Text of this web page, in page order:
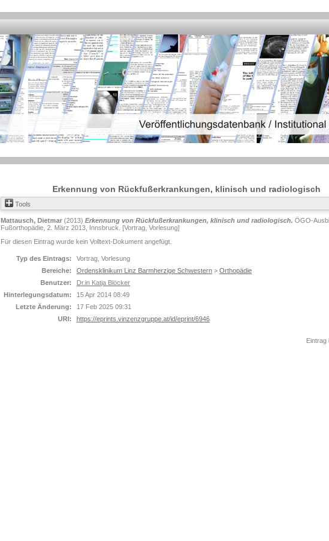
Erkennung von Rückfußerkrankungen, klinisch und radiologisch
Tools
Mattausch, Dietmar (2013) Erkennung von Rückfußerkrankungen, klinisch und radiologisch. ÖGO-
Fußorthopädie, 2. März 2013, Innsbruck. [Vortrag, Vorlesung]
Für diesen Eintrag wurde kein Volltext-Dokument angefügt.
Typ des Eintrags:
Vortrag, Vorlesung
Bereiche:
Ordensklinikum Linz Barmherzige Schwestern > Orthopädie
Benutzer:
Dr.in Katja Blöcker
Hinterlegungsdatum:
15 Apr 2014 08:49
Letzte Änderung:
17 Feb 2025 09:31
URI:
https://eprints.vinzenzgruppe.at/id/eprint/6946
Eintrag